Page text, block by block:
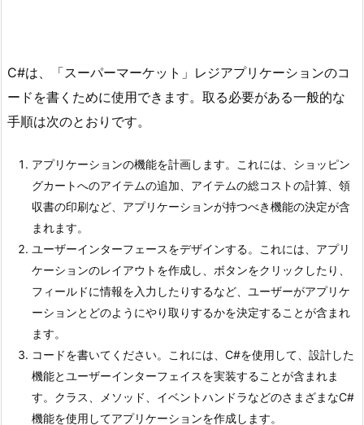
C#は、「スーパーマーケット」レジアプリケーションのコ
ードを書くために使用できます。取る必要がある一般的な
手順は次のとおりです。
アプリケーションの機能を計画します。これには、ショッピン
グカートへのアイテムの追加、アイテムの総コストの計算、領
収書の印刷など、アプリケーションが持つべき機能の決定が含
まれます。
ユーザーインターフェースをデザインする。これには、アプリ
ケーションのレイアウトを作成し、ボタンをクリックしたり、
フィールドに情報を入力したりするなど、ユーザーがアプリケ
ーションとどのようにやり取りするかを決定することが含まれ
ます。
コードを書いてください。これには、C#を使用して、設計した
機能とユーザーインターフェイスを実装することが含まれま
す。クラス、メソッド、イベントハンドラなどのさまざまなC#
機能を使用してアプリケーションを作成します。